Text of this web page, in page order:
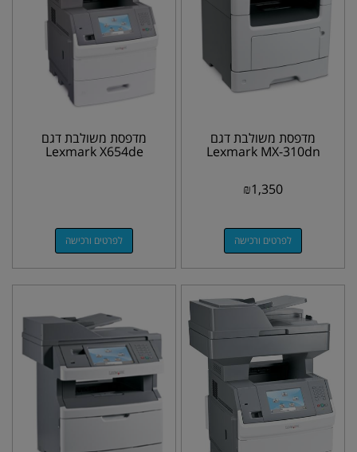
מדפסת משולבת דגם
Lexmark MX-310dn
₪1,350
לפרטים ורכישה
מדפסת משולבת דגם
Lexmark X654de
לפרטים ורכישה